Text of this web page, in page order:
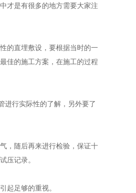
才是有很多的地方需要大家注
的直埋敷设，要根据当时的一
佳的施工方案，在施工的过程
行实际性的了解，另外要了
，随后再来进行检验，保证十
压记录。
起足够的重视。